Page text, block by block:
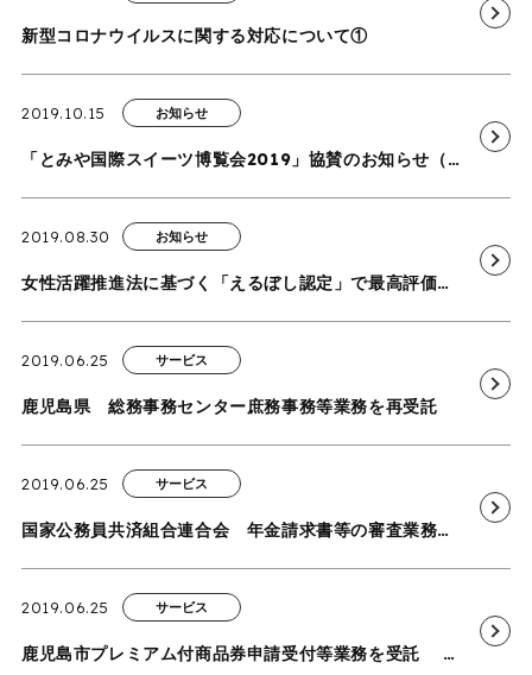
新型コロナウイルスに関する対応について①
2019.10.15 お知らせ
「とみや国際スイーツ博覧会2019」協賛のお知らせ（更新）
2019.08.30 お知らせ
女性活躍推進法に基づく「えるぼし認定」で最高評価を取得
2019.06.25 サービス
鹿児島県 総務事務センター庶務事務等業務を再受託
2019.06.25 サービス
国家公務員共済組合連合会 年金請求書等の審査業務を受託
2019.06.25 サービス
鹿児島市プレミアム付商品券申請受付等業務を受託 －申請受付・審査・相談窓口等業務の事務局運営代行サービスの運営－